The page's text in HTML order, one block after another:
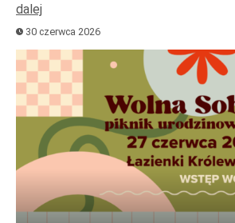
dalej
30 czerwca 2026
Odtwarzacz
plików
dźwiękowych